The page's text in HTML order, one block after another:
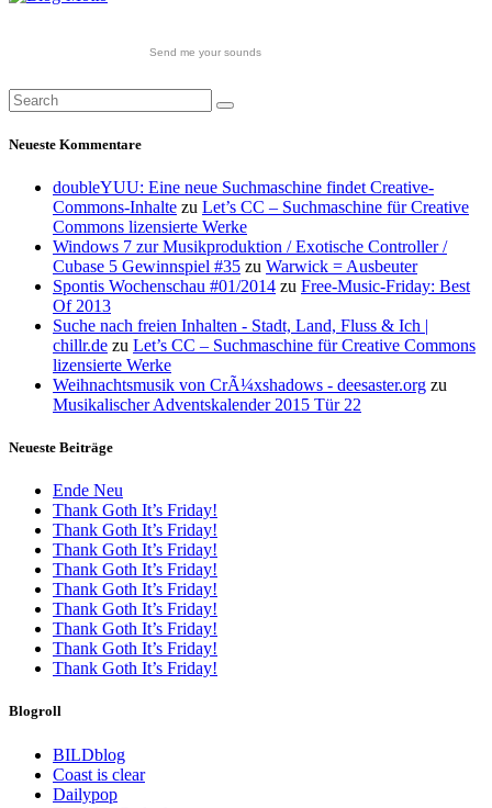
Send me your sounds
Neueste Kommentare
doubleYUU: Eine neue Suchmaschine findet Creative-
Commons-Inhalte zu Let’s CC – Suchmaschine für Creative
Commons lizensierte Werke
Windows 7 zur Musikproduktion / Exotische Controller /
Cubase 5 Gewinnspiel #35 zu Warwick = Ausbeuter
Spontis Wochenschau #01/2014 zu Free-Music-Friday: Best
Of 2013
Suche nach freien Inhalten - Stadt, Land, Fluss & Ich |
chillr.de zu Let’s CC – Suchmaschine für Creative Commons
lizensierte Werke
Weihnachtsmusik von CrÃ¼xshadows - deesaster.org zu
Musikalischer Adventskalender 2015 Tür 22
Neueste Beiträge
Ende Neu
Thank Goth It’s Friday!
Thank Goth It’s Friday!
Thank Goth It’s Friday!
Thank Goth It’s Friday!
Thank Goth It’s Friday!
Thank Goth It’s Friday!
Thank Goth It’s Friday!
Thank Goth It’s Friday!
Thank Goth It’s Friday!
Blogroll
BILDblog
Coast is clear
Dailypop